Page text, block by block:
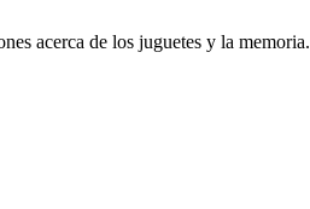
acerca de los juguetes y la memoria.